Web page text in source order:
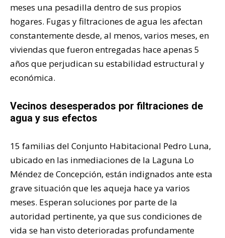
meses una pesadilla dentro de sus propios
hogares. Fugas y filtraciones de agua les afectan
constantemente desde, al menos, varios meses, en
viviendas que fueron entregadas hace apenas 5
años que perjudican su estabilidad estructural y
económica.
Vecinos desesperados por filtraciones de
agua y sus efectos
15 familias del Conjunto Habitacional Pedro Luna,
ubicado en las inmediaciones de la Laguna Lo
Méndez de Concepción, están indignados ante esta
grave situación que les aqueja hace ya varios
meses. Esperan soluciones por parte de la
autoridad pertinente, ya que sus condiciones de
vida se han visto deterioradas profundamente